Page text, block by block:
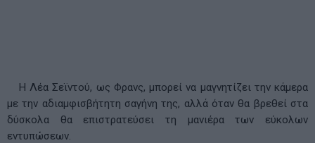
Η Λέα Σεϊντού, ως Φρανς, μπορεί να μαγνητίζει την κάμερα
με την αδιαμφισβήτητη σαγήνη της, αλλά όταν θα βρεθεί στα
δύσκολα θα επιστρατεύσει τη μανιέρα των εύκολων
εντυπώσεων.